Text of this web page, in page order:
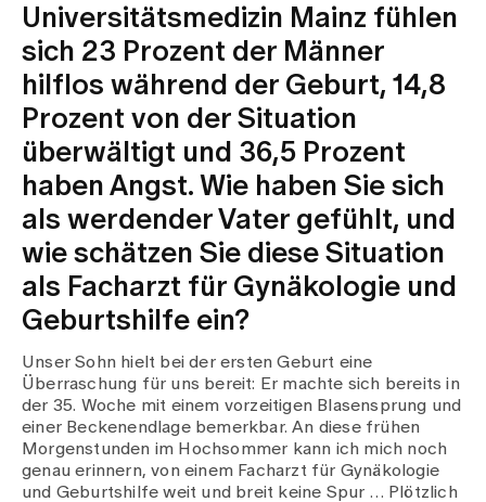
Universitätsmedizin Mainz fühlen
sich 23 Prozent der Männer
hilflos während der Geburt, 14,8
Prozent von der Situation
überwältigt und 36,5 Prozent
haben Angst. Wie haben Sie sich
als werdender Vater gefühlt, und
wie schätzen Sie diese Situation
als Facharzt für Gynäkologie und
Geburtshilfe ein?
Unser Sohn hielt bei der ersten Geburt eine
Überraschung für uns bereit: Er machte sich bereits in
der 35. Woche mit einem vorzeitigen Blasensprung und
einer Beckenendlage bemerkbar. An diese frühen
Morgenstunden im Hochsommer kann ich mich noch
genau erinnern, von einem Facharzt für Gynäkologie
und Geburtshilfe weit und breit keine Spur … Plötzlich